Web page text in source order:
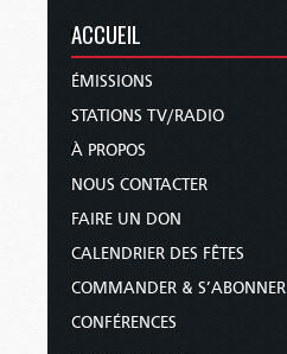
ACCUEIL
ÉMISSIONS
STATIONS TV/RADIO
À PROPOS
NOUS CONTACTER
FAIRE UN DON
CALENDRIER DES FÊTES
COMMANDER & S’ABONNER
CONFÉRENCES